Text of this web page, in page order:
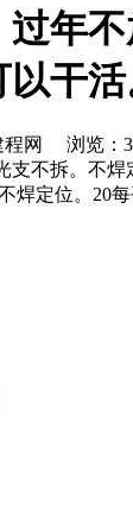
年
干
程网 浏览：
不拆。不焊
定位。20